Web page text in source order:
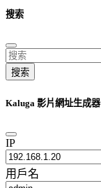
搜索
搜索
Kaluga 影片網址生成器
IP
用戶名